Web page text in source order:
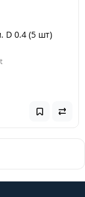
D 0.4 (5 шт)